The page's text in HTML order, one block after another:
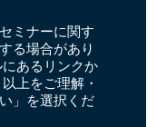
ミナーに関す
る場合があり
あるリンクか
上をご理解・
」を選択くだ